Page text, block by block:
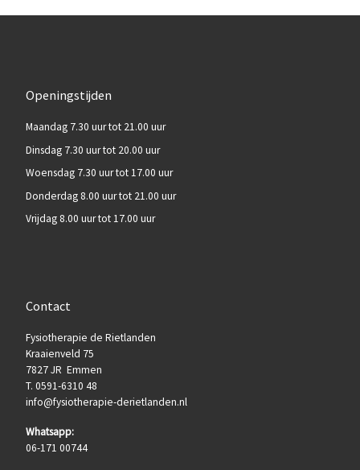
Openingstijden
Maandag 7.30 uur tot 21.00 uur
Dinsdag 7.30 uur tot 20.00 uur
Woensdag 7.30 uur tot 17.00 uur
Donderdag 8.00 uur tot 21.00 uur
Vrijdag 8.00 uur tot 17.00 uur
Contact
Fysiotherapie de Rietlanden
Kraaienveld 75
7827 JR Emmen
T. 0591-6310 48
info@fysiotherapie-derietlanden.nl
Whatsapp:
06-171 00744